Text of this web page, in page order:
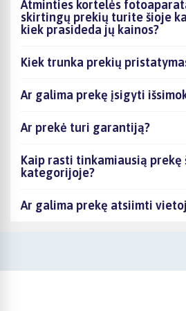
Atminties kortelės
skirtingų prekių turite šioje
kiek prasideda jų kainos?
Kiek trunka prekių
Ar galima prekę įsigyti
Ar prekė turi garantiją?
Kaip rasti tinkamiausią prekę
kategorijoje?
Ar galima prekę atsiimti